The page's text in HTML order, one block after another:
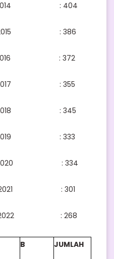
2014 : 404
2015 : 386
2016 : 372
2017 : 355
2018 : 345
2019 : 333
2020 : 334
2021 : 301
/ 2022 : 268
B JUMLAH